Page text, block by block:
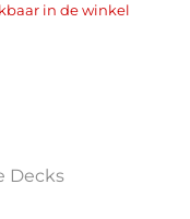
in de winkel
Decks